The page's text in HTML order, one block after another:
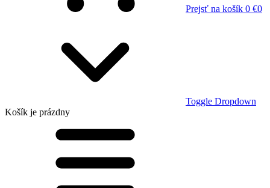
Prejsť na košík 0 €0
Toggle Dropdown
Košík je prázdny